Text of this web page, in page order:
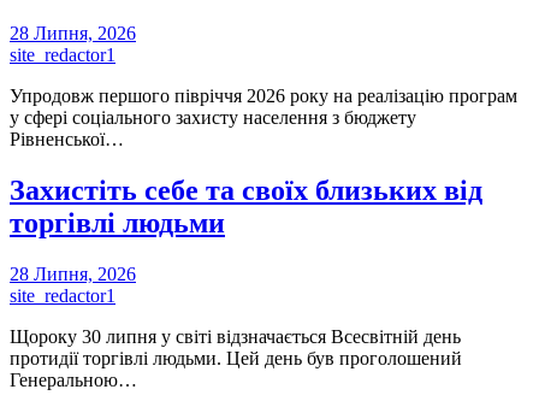
28 Липня, 2026
site_redactor1
Упродовж першого півріччя 2026 року на реалізацію програм
у сфері соціального захисту населення з бюджету
Рівненської…
Захистіть себе та своїх близьких від
торгівлі людьми
28 Липня, 2026
site_redactor1
Щороку 30 липня у світі відзначається Всесвітній день
протидії торгівлі людьми. Цей день був проголошений
Генеральною…